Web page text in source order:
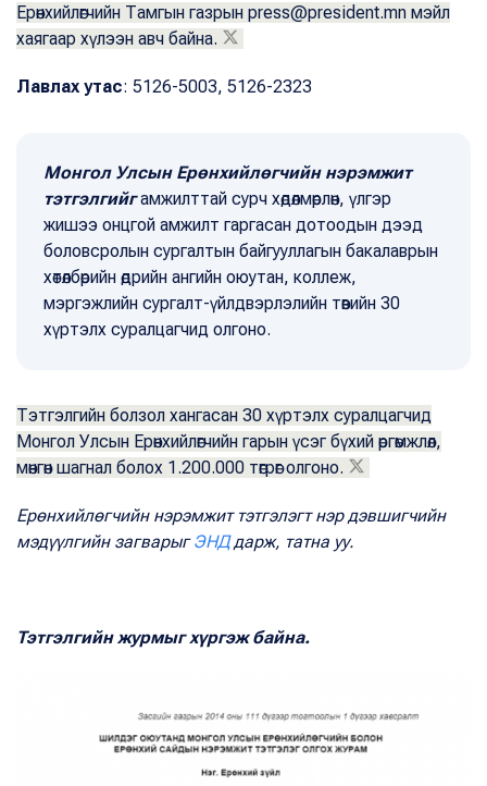
Ерөнхийлөгчийн Тамгын газрын press@president.mn мэйл
хаягаар хүлээн авч байна.
Лавлах утас: 5126-5003, 5126-2323
Монгол Улсын Ерөнхийлөгчийн нэрэмжит
тэтгэлгийгамжилттай сурч хөдөлмөрлөн, үлгэр
жишээ онцгой амжилт гаргасан дотоодын дээд
боловсролын сургалтын байгууллагын бакалаврын
хөтөлбөрийн өдрийн ангийн оюутан, коллеж,
мэргэжлийн сургалт-үйлдвэрлэлийн төвийн 30
хүртэлх суралцагчид олгоно.
Тэтгэлгийн болзол хангасан 30 хүртэлх суралцагчид
Монгол Улсын Ерөнхийлөгчийн гарын үсэг бүхий өргөмжлөл,
мөнгөн шагнал болох 1.200.000 төгрөг олгоно.
Ерөнхийлөгчийн нэрэмжит тэтгэлэгт нэр дэвшигчийн
мэдүүлгийн загварыгЭНДдарж, татна уу.
Тэтгэлгийн журмыг хүргэж байна.